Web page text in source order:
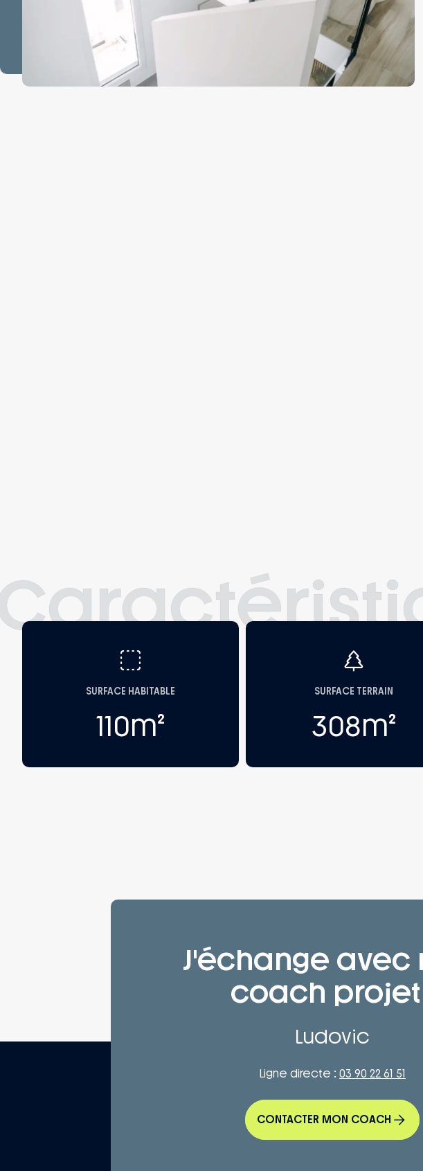
SURFACE HABITABLE
110m²
SURFACE TERRAIN
308m²
J'échange avec
coach projet
Ludovic
Ligne directe : 03 90 22 61 51
CONTACTER MON COACH